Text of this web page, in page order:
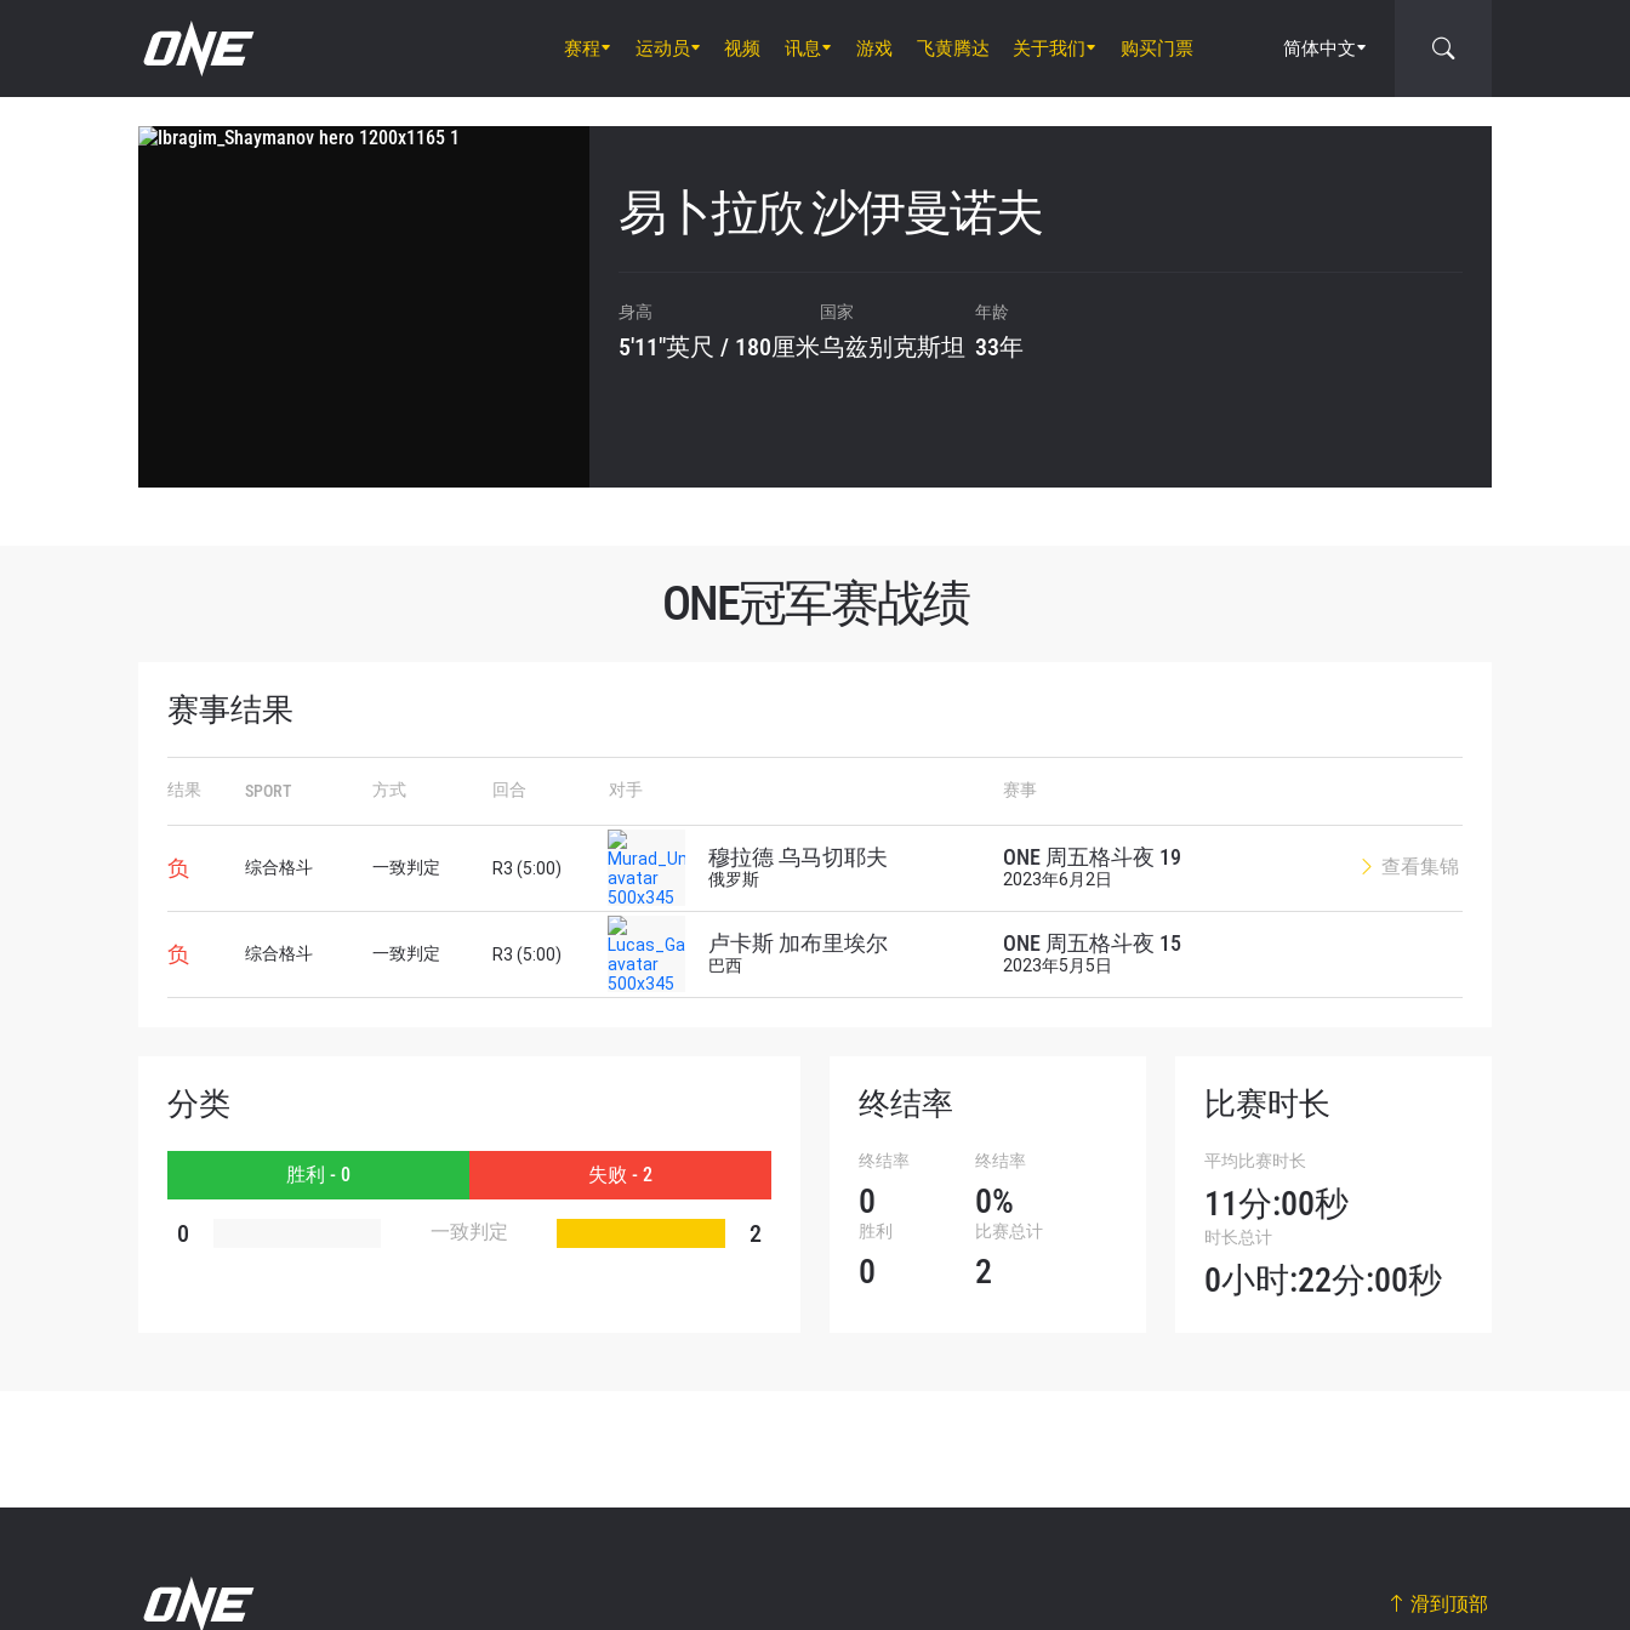
赛程 运动员 视频 讯息 游戏 飞黄腾达 关于我们 购买门票 简体中文
易卜拉欣 沙伊曼诺夫
身高
5'11"英尺 / 180厘米
国家
乌兹别克斯坦
年龄
33年
ONE冠军赛战绩
赛事结果
结果 SPORT 方式 回合 对手 赛事
负 综合格斗 一致判定 R3 (5:00) 穆拉德 乌马切耶夫
俄罗斯
ONE 周五格斗夜 19
2023年6月2日
查看集锦
负 综合格斗 一致判定 R3 (5:00) 卢卡斯 加布里埃尔
巴西
ONE 周五格斗夜 15
2023年5月5日
分类
胜利 - 0 失败 - 2
0 一致判定 2
终结率
终结率
0
终结率
0%
胜利
0
比赛总计
2
比赛时长
平均比赛时长
11分:00秒
时长总计
0小时:22分:00秒
滑到顶部
浏览了解更多
在任何地域观看ONE冠军赛，现在注册获得权限了解最新资讯、解锁特别
福利以及优先机遇获得直播场次的最佳座位！
邮箱
提交此表格签署弹出免责声明，即表示您同意我们的隐私政策，我们将收
集、使用和披露您的信息。您可以随时取消订阅这些信息。